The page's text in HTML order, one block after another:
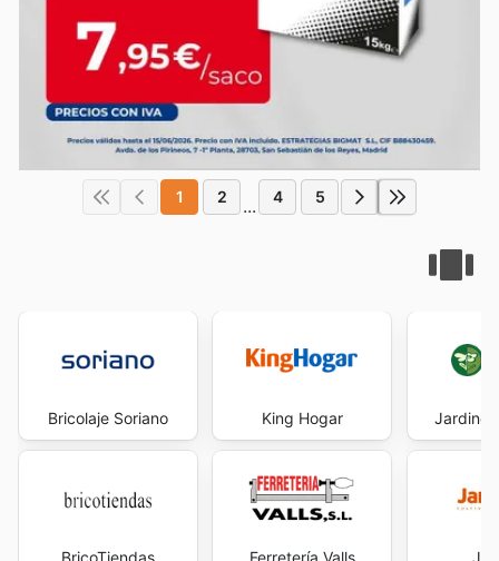
1 2 ... 4 5
Bricolaje Soriano
BricoTiendas
King Hogar
Ferretería Valls